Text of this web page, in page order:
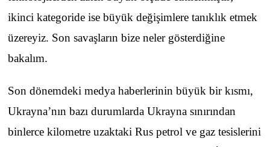
ikinci kategoride ise büyük değişimlere tanıklık etmek
üzereyiz. Son savaşların bize neler gösterdiğine
bakalım.
Son dönemdeki medya haberlerinin büyük bir kısmı,
Ukrayna’nın bazı durumlarda Ukrayna sınırından
binlerce kilometre uzaktaki Rus petrol ve gaz tesislerini